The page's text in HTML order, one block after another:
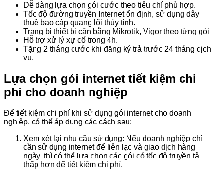
Dễ dàng lựa chọn gói cước theo tiêu chí phù hợp.
Tốc độ đường truyền Internet ổn định, sử dụng dây
thuê bao cáp quang lõi thủy tinh.
Trang bị thiết bị cân bằng Mikrotik, Vigor theo từng gói
Hỗ trợ xử lý xự cố trong 4h.
Tặng 2 tháng cước khi đăng ký trả trước 24 tháng dịch
vụ.
Lựa chọn gói internet tiết kiệm chi
phí cho doanh nghiệp
Để tiết kiệm chi phí khi sử dụng gói internet cho doanh
nghiệp, có thể áp dụng các cách sau:
Xem xét lại nhu cầu sử dụng: Nếu doanh nghiệp chỉ
cần sử dụng internet để liên lạc và giao dịch hàng
ngày, thì có thể lựa chọn các gói có tốc độ truyền tải
thấp hơn để tiết kiệm chi phí.